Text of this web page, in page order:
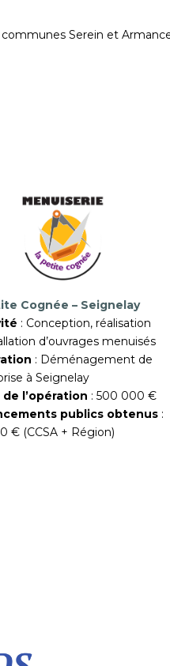
Serein et
Cognée – Seignelay
: Conception, réalisation
d’ouvrages menuisés
: Déménagement de
à Seignelay
de l’opération : 500 000 €
publics obtenus:
€ (CCSA + Région)